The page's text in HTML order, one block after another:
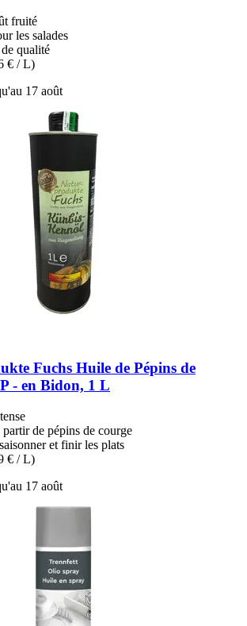
fruité
les salades
qualité
€ / L)
17 août
Fuchs Huile de Pépins de
-​ en Bidon, 1 L
partir de pépins de courge
et finir les plats
€ / L)
17 août